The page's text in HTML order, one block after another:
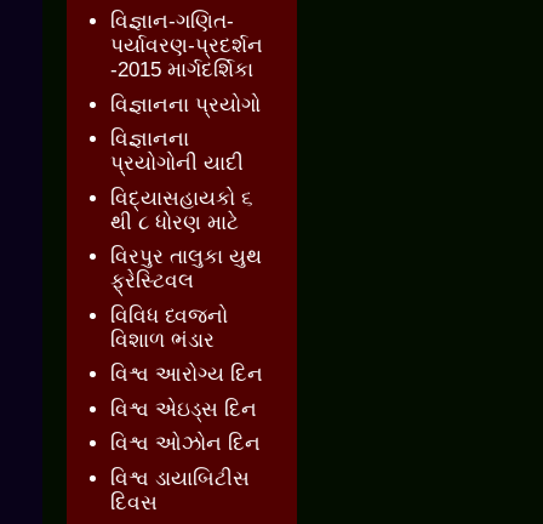
વિજ્ઞાન-ગણિત-
પર્યાવરણ-પ્રદર્શન
-2015 માર્ગદર્શિકા
વિજ્ઞાનના પ્રયોગો
વિજ્ઞાનના
પ્રયોગોની યાદી
વિદ્યાસહાયકો ૬
થી ૮ ધોરણ માટે
વિરપુર તાલુકા યુથ
ફ્રેસ્ટિવલ
વિવિધ ધ્વજનો
વિશાળ ભંડાર
વિશ્વ આરોગ્ય દિન
વિશ્વ એઇડ્સ દિન
વિશ્વ ઓઝોન દિન
વિશ્વ ડાયાબિટીસ
દિવસ